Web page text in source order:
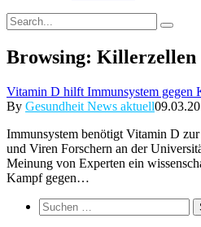
Browsing: Killerzellen
Vitamin D hilft Immunsystem gegen
By Gesundheit News aktuell
Immunsystem benötigt Vitamin D
und Viren Forschern an der
Meinung von Experten ein
Kampf gegen…
Suchen
nach: